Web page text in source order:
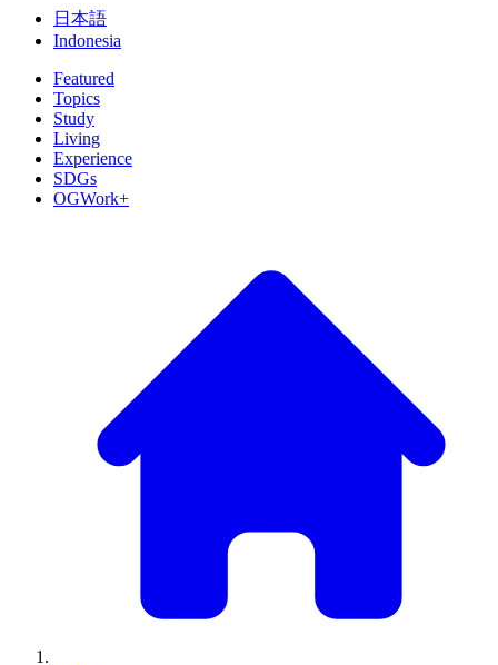
日本語
Indonesia
Featured
Topics
Study
Living
Experience
SDGs
OGWork+